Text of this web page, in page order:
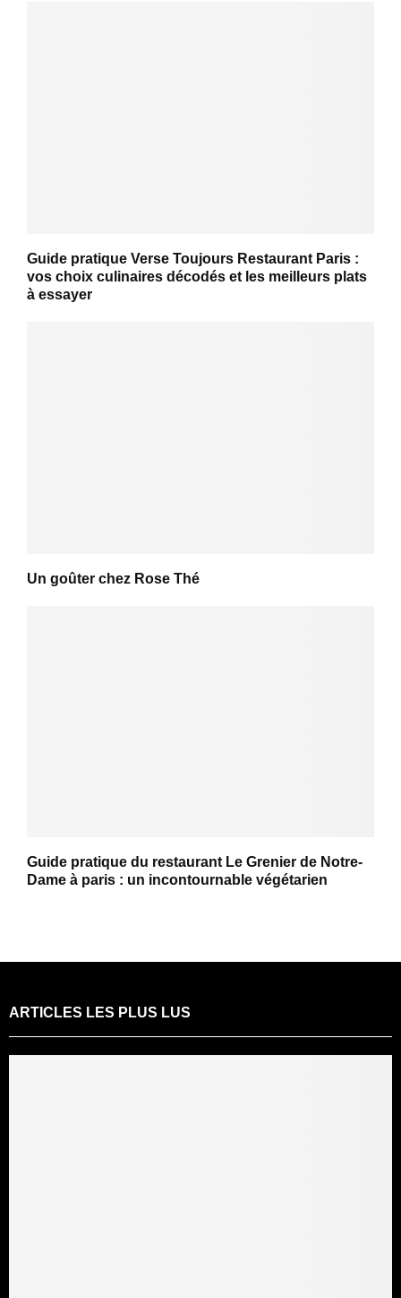
Guide pratique Verse Toujours Restaurant Paris :
vos choix culinaires décodés et les meilleurs plats
à essayer
Un goûter chez Rose Thé
Guide pratique du restaurant Le Grenier de Notre-
Dame à paris : un incontournable végétarien
ARTICLES LES PLUS LUS